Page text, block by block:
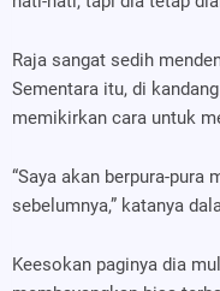
Raja sangat sedih
Sementara itu, di
memikirkan cara untuk
“Saya akan berpura-pura
sebelumnya,” katanya
Keesokan paginya dia